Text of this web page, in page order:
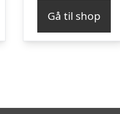
Gå til shop